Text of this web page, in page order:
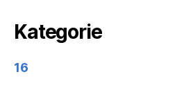
Kategorie
16